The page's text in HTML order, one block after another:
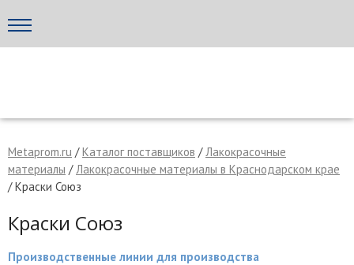
МЕТАПРОМ - российский торгово-промышленный портал
Написать поставщику
Metaprom.ru /Каталог поставщиков /Лакокрасочные
материалы /Лакокрасочные материалы в Краснодарском крае
/ Краски Союз
Краски Союз
Производственные линии для производства